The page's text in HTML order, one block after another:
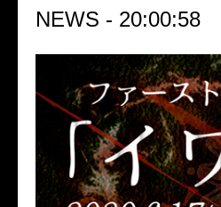
NEWS - 20:00:58